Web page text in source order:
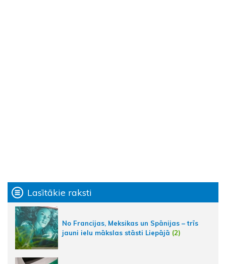
Lasītākie raksti
No Francijas, Meksikas un Spānijas – trīs
jauni ielu mākslas stāsti Liepājā (2)